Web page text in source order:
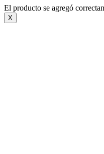
El producto se agregó
X